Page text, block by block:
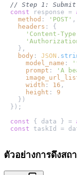
// Step 1:
const response =
method : 'POST' ,
headers : {
'Content-
  },
body : JSON .
model_name :
prompt : 'A
width : 16 ,
height : 9
  })
});
const { data } =
const taskId =
ตัวอย่างการดึงสถ